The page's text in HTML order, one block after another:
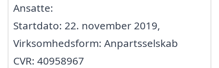
Ansatte:
Startdato: 22. november 2019,
Virksomhedsform: Anpartsselskab
CVR: 40958967